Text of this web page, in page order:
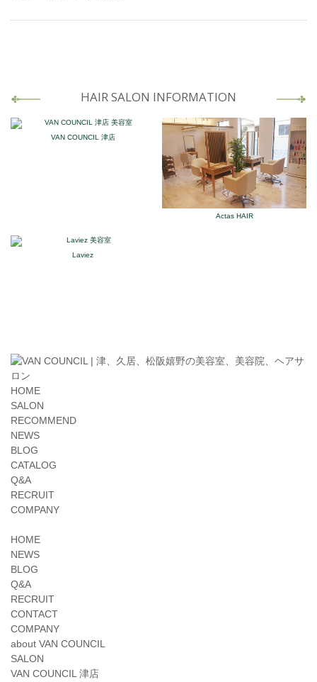
HAIR SALON INFORMATION
VAN COUNCIL 津店
Actas HAIR
Laviez
HOME
SALON
RECOMMEND
NEWS
BLOG
CATALOG
Q&A
RECRUIT
COMPANY
HOME
NEWS
BLOG
Q&A
RECRUIT
CONTACT
COMPANY
about VAN COUNCIL
SALON
VAN COUNCIL 津店